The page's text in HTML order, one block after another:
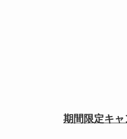
期間限定キャ